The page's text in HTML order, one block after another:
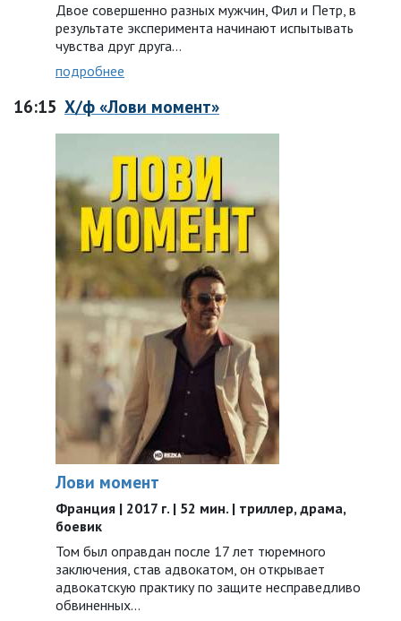
Двое совершенно разных мужчин, Фил и Петр, в
результате эксперимента начинают испытывать
чувства друг друга…
подробнее
16:15 Х/ф «Лови момент»
Лови момент
Франция | 2017 г. | 52 мин. | триллер, драма,
боевик
Том был оправдан после 17 лет тюремного
заключения, став адвокатом, он открывает
адвокатскую практику по защите несправедливо
обвиненных...